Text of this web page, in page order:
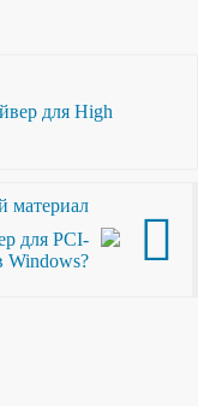
для High
материал
для PCI-
Windows?